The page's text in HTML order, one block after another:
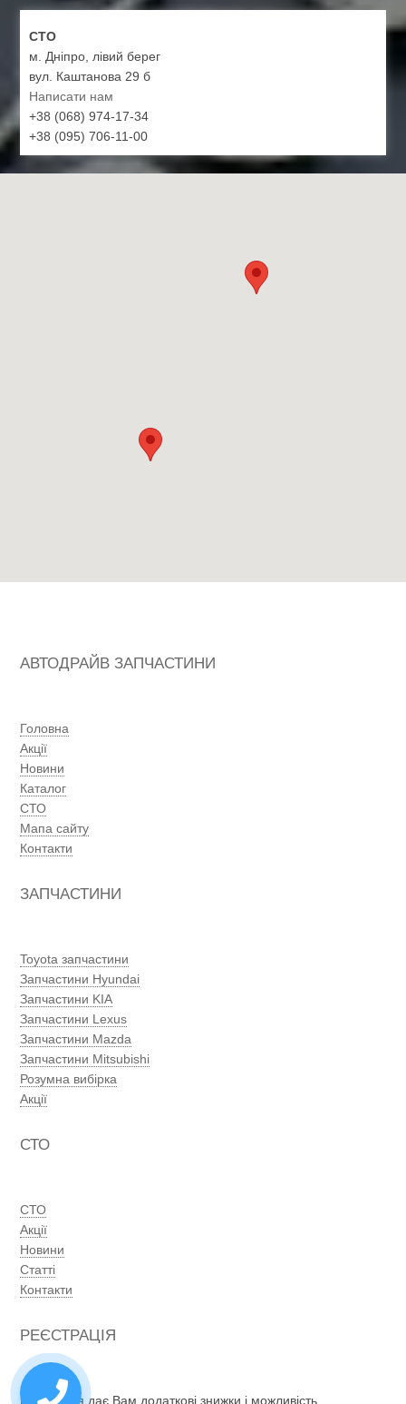
СТО
м. Дніпро, лівий берег
вул. Каштанова 29 б
Написати нам
+38 (068) 974-17-34
+38 (095) 706-11-00
АВТОДРАЙВ ЗАПЧАСТИНИ
Головна
Акції
Новини
Каталог
СТО
Мапа сайту
Контакти
ЗАПЧАСТИНИ
Toyota запчастини
Запчастини Hyundai
Запчастини KIA
Запчастини Lexus
Запчастини Mazda
Запчастини Mitsubishi
Розумна вибірка
Акції
СТО
СТО
Акції
Новини
Статті
Контакти
РЕЄСТРАЦІЯ
Реєстрація дає Вам додаткові знижки і можливість